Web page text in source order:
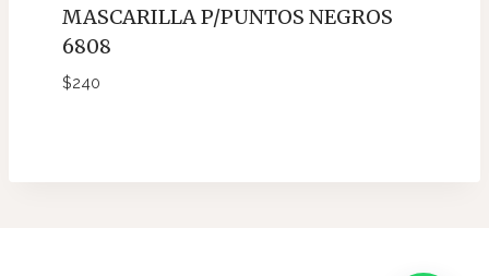
MASCARILLA P/PUNTOS NEGROS
6808
$240